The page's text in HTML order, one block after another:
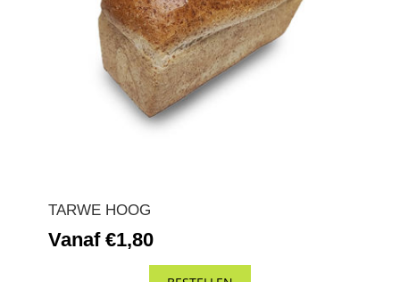
TARWE HOOG
Vanaf €1,80